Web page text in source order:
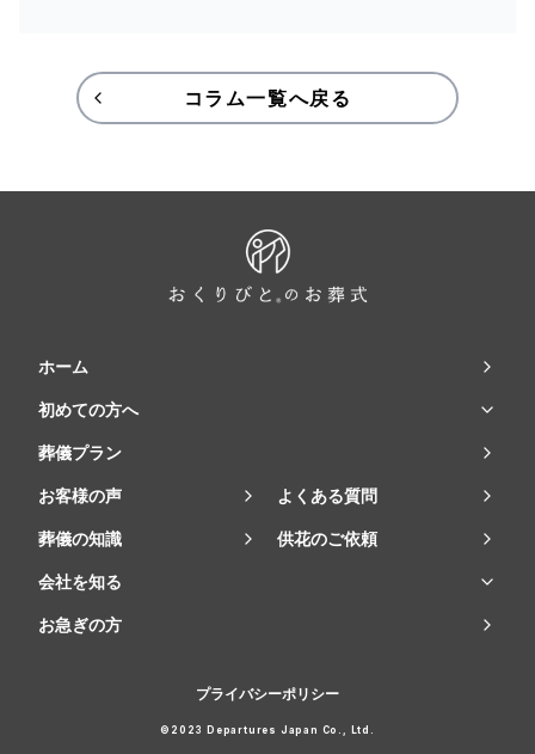
コラム一覧へ戻る
ホーム
初めての方へ
葬儀プラン
お客様の声 よくある質問
葬儀の知識 供花のご依頼
会社を知る
お急ぎの方
プライバシーポリシー
©2023 Departures Japan Co., Ltd.